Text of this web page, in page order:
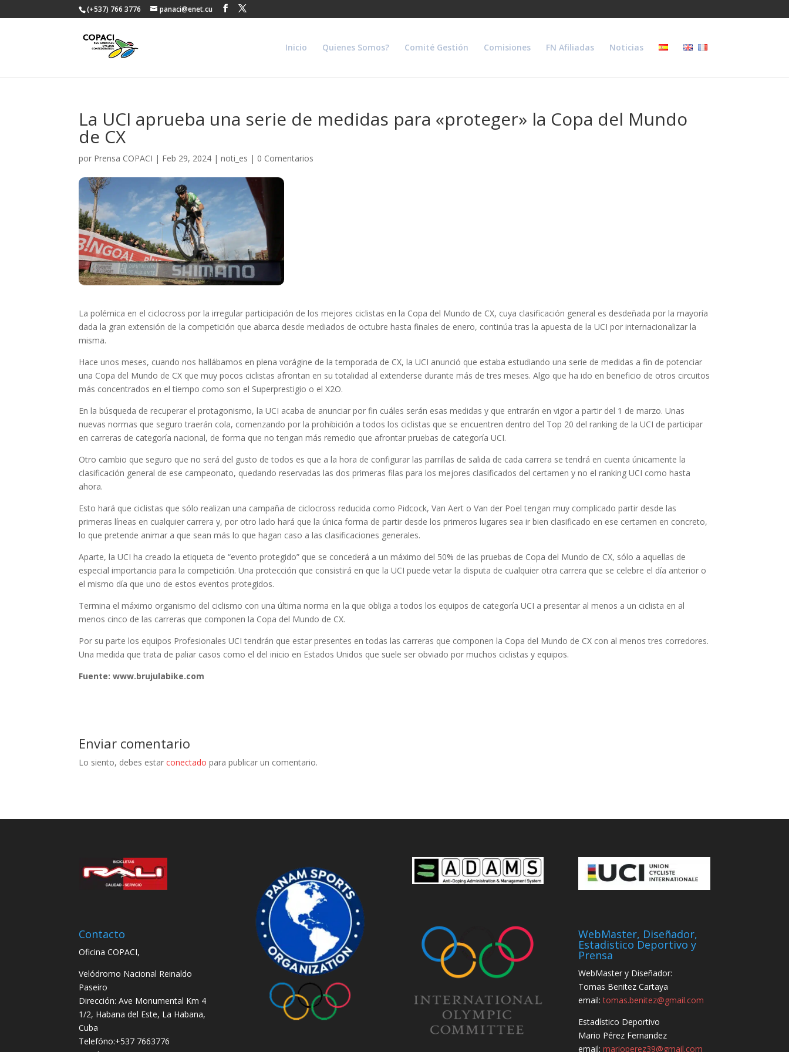
(+537) 766 3776 panaci@enet.cu
Inicio Quienes Somos? Comité Gestión Comisiones FN Afiliadas Noticias
La UCI aprueba una serie de medidas para «proteger» la Copa del Mundo
de CX
por Prensa COPACI | Feb 29, 2024 |noti_es | 0 Comentarios
La polémica en el ciclocross por la irregular participación de los mejores ciclistas en la Copa del Mundo de CX, cuya clasificación general es desdeñada por la mayoría
dada la gran extensión de la competición que abarca desde mediados de octubre hasta finales de enero, continúa tras la apuesta de la UCI por internacionalizar la
misma.
Hace unos meses, cuando nos hallábamos en plena vorágine de la temporada de CX, la UCI anunció que estaba estudiando una serie de medidas a fin de potenciar
una Copa del Mundo de CX que muy pocos ciclistas afrontan en su totalidad al extenderse durante más de tres meses. Algo que ha ido en beneficio de otros circuitos
más concentrados en el tiempo como son el Superprestigio o el X2O.
En la búsqueda de recuperar el protagonismo, la UCI acaba de anunciar por fin cuáles serán esas medidas y que entrarán en vigor a partir del 1 de marzo. Unas
nuevas normas que seguro traerán cola, comenzando por la prohibición a todos los ciclistas que se encuentren dentro del Top 20 del ranking de la UCI de participar
en carreras de categoría nacional, de forma que no tengan más remedio que afrontar pruebas de categoría UCI.
Otro cambio que seguro que no será del gusto de todos es que a la hora de configurar las parrillas de salida de cada carrera se tendrá en cuenta únicamente la
clasificación general de ese campeonato, quedando reservadas las dos primeras filas para los mejores clasificados del certamen y no el ranking UCI como hasta
ahora.
Esto hará que ciclistas que sólo realizan una campaña de ciclocross reducida como Pidcock, Van Aert o Van der Poel tengan muy complicado partir desde las
primeras líneas en cualquier carrera y, por otro lado hará que la única forma de partir desde los primeros lugares sea ir bien clasificado en ese certamen en concreto,
lo que pretende animar a que sean más lo que hagan caso a las clasificaciones generales.
Aparte, la UCI ha creado la etiqueta de “evento protegido” que se concederá a un máximo del 50% de las pruebas de Copa del Mundo de CX, sólo a aquellas de
especial importancia para la competición. Una protección que consistirá en que la UCI puede vetar la disputa de cualquier otra carrera que se celebre el día anterior o
el mismo día que uno de estos eventos protegidos.
Termina el máximo organismo del ciclismo con una última norma en la que obliga a todos los equipos de categoría UCI a presentar al menos a un ciclista en al
menos cinco de las carreras que componen la Copa del Mundo de CX.
Por su parte los equipos Profesionales UCI tendrán que estar presentes en todas las carreras que componen la Copa del Mundo de CX con al menos tres corredores.
Una medida que trata de paliar casos como el del inicio en Estados Unidos que suele ser obviado por muchos ciclistas y equipos.
Fuente: www.brujulabike.com
Enviar comentario
Lo siento, debes estarconectado para publicar un comentario.
Contacto
Oficina COPACI,
Velódromo Nacional Reinaldo
Paseiro
Dirección: Ave Monumental Km 4
1/2, Habana del Este, La Habana,
Cuba
Telefóno:+537 7663776
WebMaster, Diseñador,
Estadistico Deportivo y
Prensa
WebMaster y Diseñador:
Tomas Benitez Cartaya
email:tomas.benitez@gmail.com
Estadístico Deportivo
Mario Pérez Fernandez
email:marioperez39@gmail.com